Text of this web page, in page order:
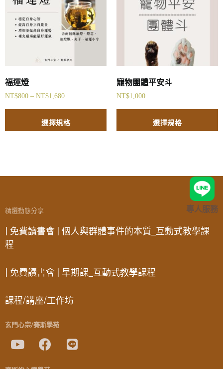
福運燈
NT$800 – NT$1,680
選擇規格
寵物團體平安斗
NT$1,000
選擇規格
精選動態分享
| 免費讀書會 | 個人與群體事件的本質_互動式教學課
程
| 免費讀書會 | 早期課_互動式教學課程
課程/講座/工作坊
玄門心宗/賽斯學苑
專人服務